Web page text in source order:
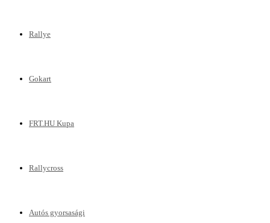
Rallye
Gokart
FRT.HU Kupa
Rallycross
Autós gyorsasági